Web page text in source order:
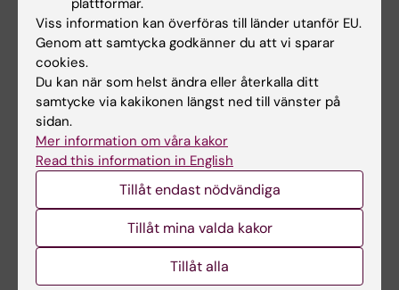
“A heterozygous germline CD100 mutation in
a family with primary sclerosing
cholangitis”
Bergquist, Britt-Sabina Löscher, Geetha
Venkatesh, Jeff E. Mold, Kristian Holm, Jon K.
Laerdahl, Sigrid S. Skånland, Kimia T. Maleki,
Martin Cornillet, Kjetil Taskén, Andre Franke,
Tom Hemming Karlsen, Niklas K. Björkström*,
Espen Melum*.Science Translational
, online 24 februari 2021,
doi:10.1126/scitranslmed.abb0036. *Shared
senior authors
plattformar.
Viss information kan överföras till länder utanför EU.
Genom att samtycka godkänner du att vi sparar
cookies.
Du kan när som helst ändra eller återkalla ditt
samtycke via kakikonen längst ned till vänster på
sidan.
Mer information om våra kakor
Read this information in English
Tillåt endast nödvändiga
Tillåt mina valda kakor
Tillåt alla